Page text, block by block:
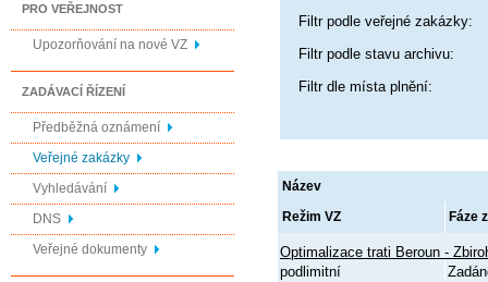
PRO VEŘEJNOST
Upozorňování na nové VZ
ZADÁVACÍ ŘÍZENÍ
Předběžná oznámení
Veřejné zakázky
Vyhledávání
DNS
Veřejné dokumenty
Filtr podle veřejné zakázky:
Filtr podle stavu archivu:
Filtr dle místa plnění:
Název
Režim VZ Fáze
Optimalizace trati Beroun -
podlimitní